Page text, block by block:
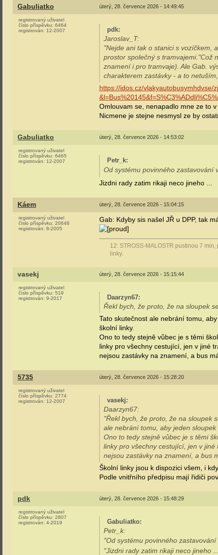
Gabuliatko úterý, 28. července 2026 - 14:49:45
registrovaný uživatel
číslo příspěvku: 6464
registrován: 12-2007 pdk:
Jaroslav_T:
"Nejde ani tak o stanici s vozíčkem,
prostor společný s tramvajemi."Což
znamení i pro tramvaje). Ale Gab.
charakterem zastávky - a to
https://idos.cz/vlakyautobusymhdvse/
Omlouvam se, nenapadlo mne ze to
Nicmene je stejne nesmysl ze by
Gabuliatko úterý, 28. července 2026 - 14:53:02
registrovaný uživatel
číslo příspěvku: 6465
registrován: 12-2007 Petr_k:
Od systému povinného zastavování
Jizdni rady zatim rikaji neco jineho ...
Káem úterý, 28. července 2026 - 15:04:15
registrovaný uživatel
číslo příspěvku: 20648
registrován: 8-2005
Gab: Kdyby sis našel JŘ u DPP, tak
12: STROSS-MALOSTR pustinou 7
linky.
vasekj úterý, 28. července 2026 - 15:15:44
registrovaný uživatel
číslo příspěvku: 519
registrován: 9-2017 Daarzyn67:
Řekl bych, že proto, že na sloupek
Tato skutečnost ale nebrání tomu,
školní linky.
Ono to tedy stejně vůbec je s těmi
linky pro všechny cestující, jen v jiné
nejsou zastávky na znamení, a bus
5735 úterý, 28. července 2026 - 15:28:20
registrovaný uživatel
číslo příspěvku: 2774
registrován: 12-2007 vasekj:
Daarzyn67:
"Řekl bych, že proto, že na sloupek
ale nebrání tomu, aby jeden
Ono to tedy stejně vůbec je s těmi
linky pro všechny cestující, jen v
nejsou zastávky na znamení, a bus
Školní linky jsou k dispozici všem, i
Podle vnitřního předpisu mají řidiči
pdk úterý, 28. července 2026 - 15:48:29
registrovaný uživatel
číslo příspěvku: 2807
registrován: 4-2019 Gabuliatko:
Petr_k:
"Od systému povinného
"Jizdni rady zatim rikaji neco jineho